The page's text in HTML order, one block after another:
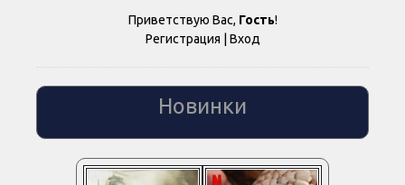
Приветствую Вас, Гость!
Регистрация | Вход
Новинки